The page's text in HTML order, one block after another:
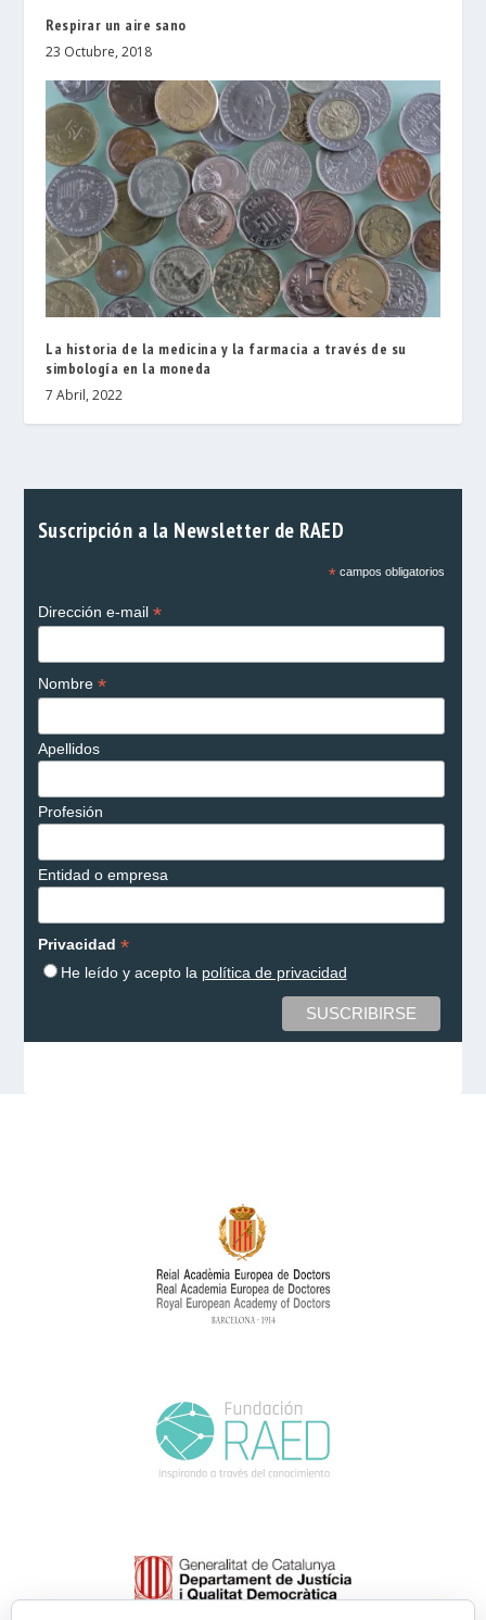
Respirar un aire sano
23 Octubre, 2018
La historia de la medicina y la farmacia a través de su
simbología en la moneda
7 Abril, 2022
Suscripción a la Newsletter de RAED
*campos obligatorios
Dirección e-mail *
Nombre *
Apellidos
Profesión
Entidad o empresa
Privacidad *
He leído y acepto la política de privacidad